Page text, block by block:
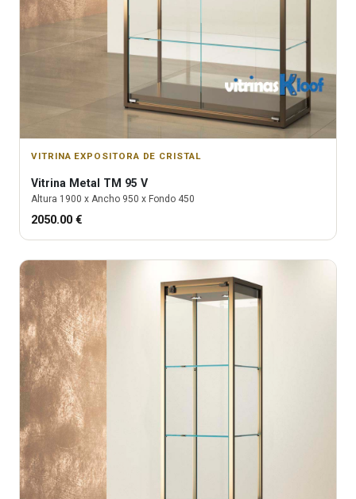
VITRINA EXPOSITORA DE CRISTAL
Vitrina Metal TM 95 V
Altura 1900 x Ancho 950 x Fondo 450
2050.00 €